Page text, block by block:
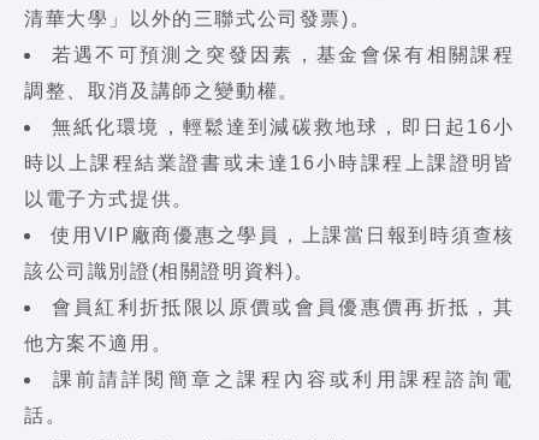
清華大學」以外的三聯式公司發票)。
若遇不可預測之突發因素，基金會保有相關課程
調整、取消及講師之變動權。
無紙化環境，輕鬆達到減碳救地球，即日起16小
時以上課程結業證書或未達16小時課程上課證明皆
以電子方式提供。
使用VIP廠商優惠之學員，上課當日報到時須查核
該公司識別證(相關證明資料)。
會員紅利折抵限以原價或會員優惠價再折抵，其
他方案不適用。
課前請詳閱簡章之課程內容或利用課程諮詢電
話。